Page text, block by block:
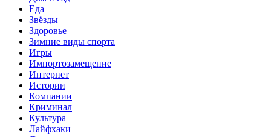
Еда
Звёзды
Здоровье
Зимние виды спорта
Игры
Импортозамещение
Интернет
Истории
Компании
Криминал
Культура
Лайфхаки